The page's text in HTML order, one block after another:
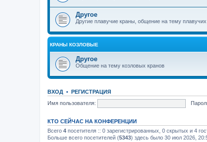
Другое
Другие плавучие краны, общение на тему
КРАНЫ КОЗЛОВЫЕ
Другое
Общение на тему козловых кранов
ВХОД • РЕГИСТРАЦИЯ
Имя пользователя:
КТО СЕЙЧАС НА КОНФЕРЕНЦИИ
Всего 4 посетителя :: 0 зарегистрированных, 0 скрытых и 4
Больше всего посетителей (5343) здесь было 30 июл 2026,